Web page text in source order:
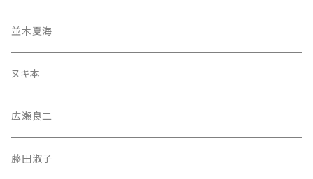
並木夏海
ヌキ本
広瀬良二
藤田淑子